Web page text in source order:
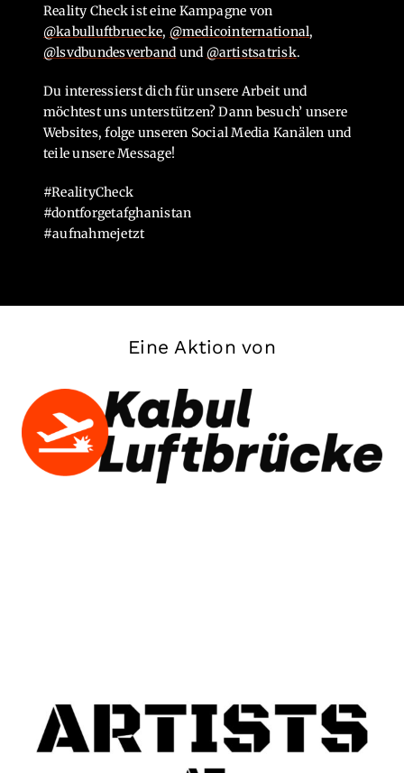
Reality Check ist eine Kampagne von
@kabulluftbruecke, @medicointernational,
@lsvdbundesverband und @artistsatrisk.
Du interessierst dich für unsere Arbeit und
möchtest uns unterstützen? Dann besuch’ unsere
Websites, folge unseren Social Media Kanälen und
teile unsere Message!
#RealityCheck
#dontforgetafghanistan
#aufnahmejetzt
Eine Aktion von